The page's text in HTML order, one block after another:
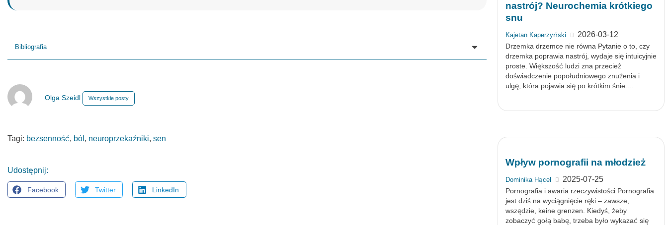
Bibliografia
Olga Szeidl Wszystkie posty
Tagi: bezsenność, ból , neuroprzekaźniki, sen
Udostępnij:
Facebook Twitter LinkedIn
nastrój? Neurochemia krótkiego
snu
Kajetan Kaperzyński 2026-03-12
Drzemka drzemce nie równa Pytanie o to, czy
drzemka poprawia nastrój, wydaje się intuicyjnie
proste. Większość ludzi zna przecież
doświadczenie popołudniowego znużenia i
ulgę, która pojawia się po krótkim śnie....
Wpływ pornografii na młodzież
Dominika Hącel 2025-07-25
Pornografia i awaria rzeczywistości Pornografia
jest dziś na wyciągnięcie ręki – zawsze,
wszędzie, keine grenzen. Kiedyś, żeby
zobaczyć gołą babę, trzeba było wykazać się